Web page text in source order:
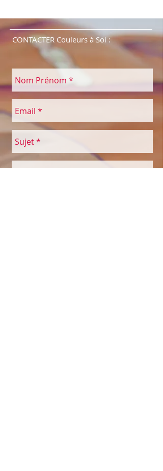
CONTACTER Couleurs à Soi :